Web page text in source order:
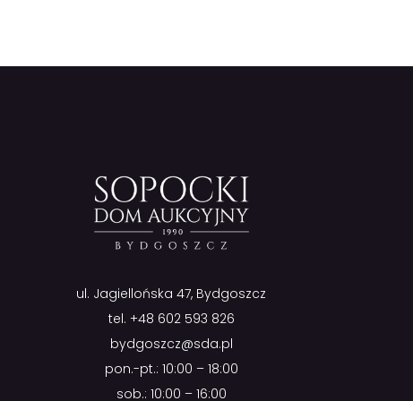
ul. Jagiellońska 47, Bydgoszcz
tel. +48 602 593 826
bydgoszcz@sda.pl
pon.-pt.: 10:00 – 18:00
sob.: 10:00 – 16:00